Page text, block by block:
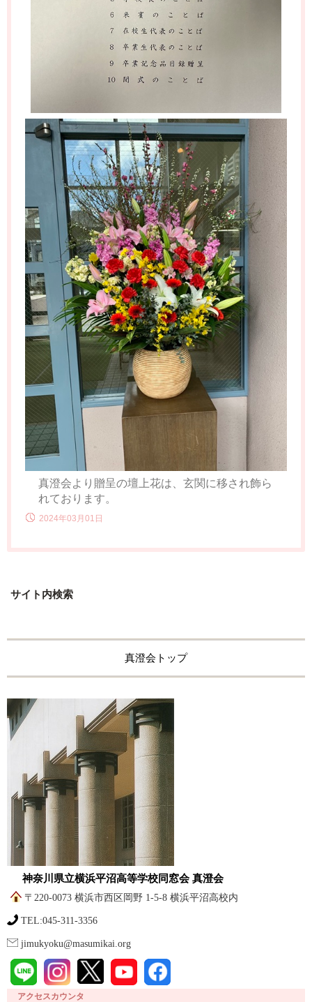
真澄会より贈呈の壇上花は、玄関に移され飾ら
れております。
2024年03月01日
サイト内検索
真澄会トップ
神奈川県立横浜平沼高等学校同窓会 真澄会
〒220-0073 横浜市西区岡野 1-5-8 横浜平沼高校内
TEL:045-311-3356
jimukyoku@masumikai.org
アクセスカウンタ